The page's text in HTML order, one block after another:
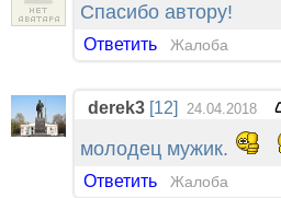
Спасибо автору!
Ответить Жалоба
derek3 [12] 24.04.2018
молодец мужик.
Ответить Жалоба